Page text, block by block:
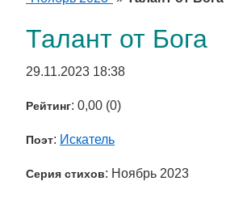
Талант от Бога
29.11.2023 18:38
Рейтинг: 0,00 (0)
Поэт: Искатель
Серия стихов: Ноябрь 2023